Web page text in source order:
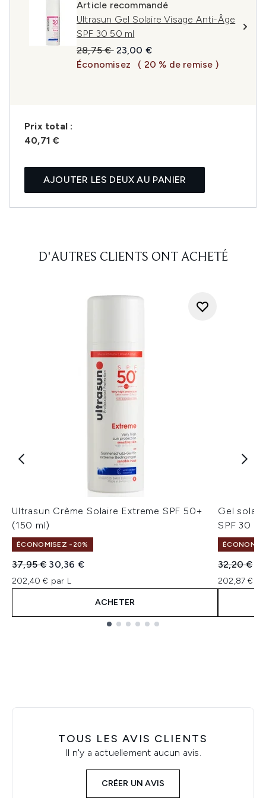
Article recommandé
Ultrasun Gel Solaire Visage Anti-Âge
SPF 30 50 ml
Prix de vente :
28,75 € Prix ​​actuel :
23,00 €
Économisez
( 20 % de remise )
Prix ​​total :
40,71 €
AJOUTER LES DEUX AU PANIER
D'AUTRES CLIENTS ONT ACHETÉ
Ultrasun Crème Solaire Extreme SPF 50+
(150 ml)
ÉCONOMISEZ -20%
Prix de vente :
37,95 € Prix ​​actuel :
30,36 €
202,40 € par L
ACHETER
Gel
SPF 30
Prix de
32,20 €
202,87 €
TOUS LES AVIS CLIENTS
Il n'y a actuellement aucun avis.
CRÉER UN AVIS